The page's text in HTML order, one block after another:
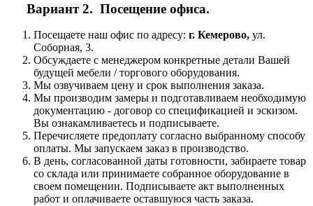
Вариант 2. Посещение офиса.
Посещаете наш офис по адресу: г. Кемерово, ул.
Соборная, 3.
Обсуждаете с менеджером конкретные детали Вашей
будущей мебели / торгового оборудования.
Мы озвучиваем цену и срок выполнения заказа.
Мы производим замеры и подготавливаем необходимую
документацию - договор со спецификацией и эскизом.
Вы ознакамливаетесь и подписываете.
Перечисляете предоплату согласно выбранному способу
оплаты. Мы запускаем заказ в производство.
В день, согласованной даты готовности, забираете товар
со склада или принимаете собранное оборудование в
своем помещении. Подписываете акт выполненных
работ и оплачиваете оставшуюся часть заказа.